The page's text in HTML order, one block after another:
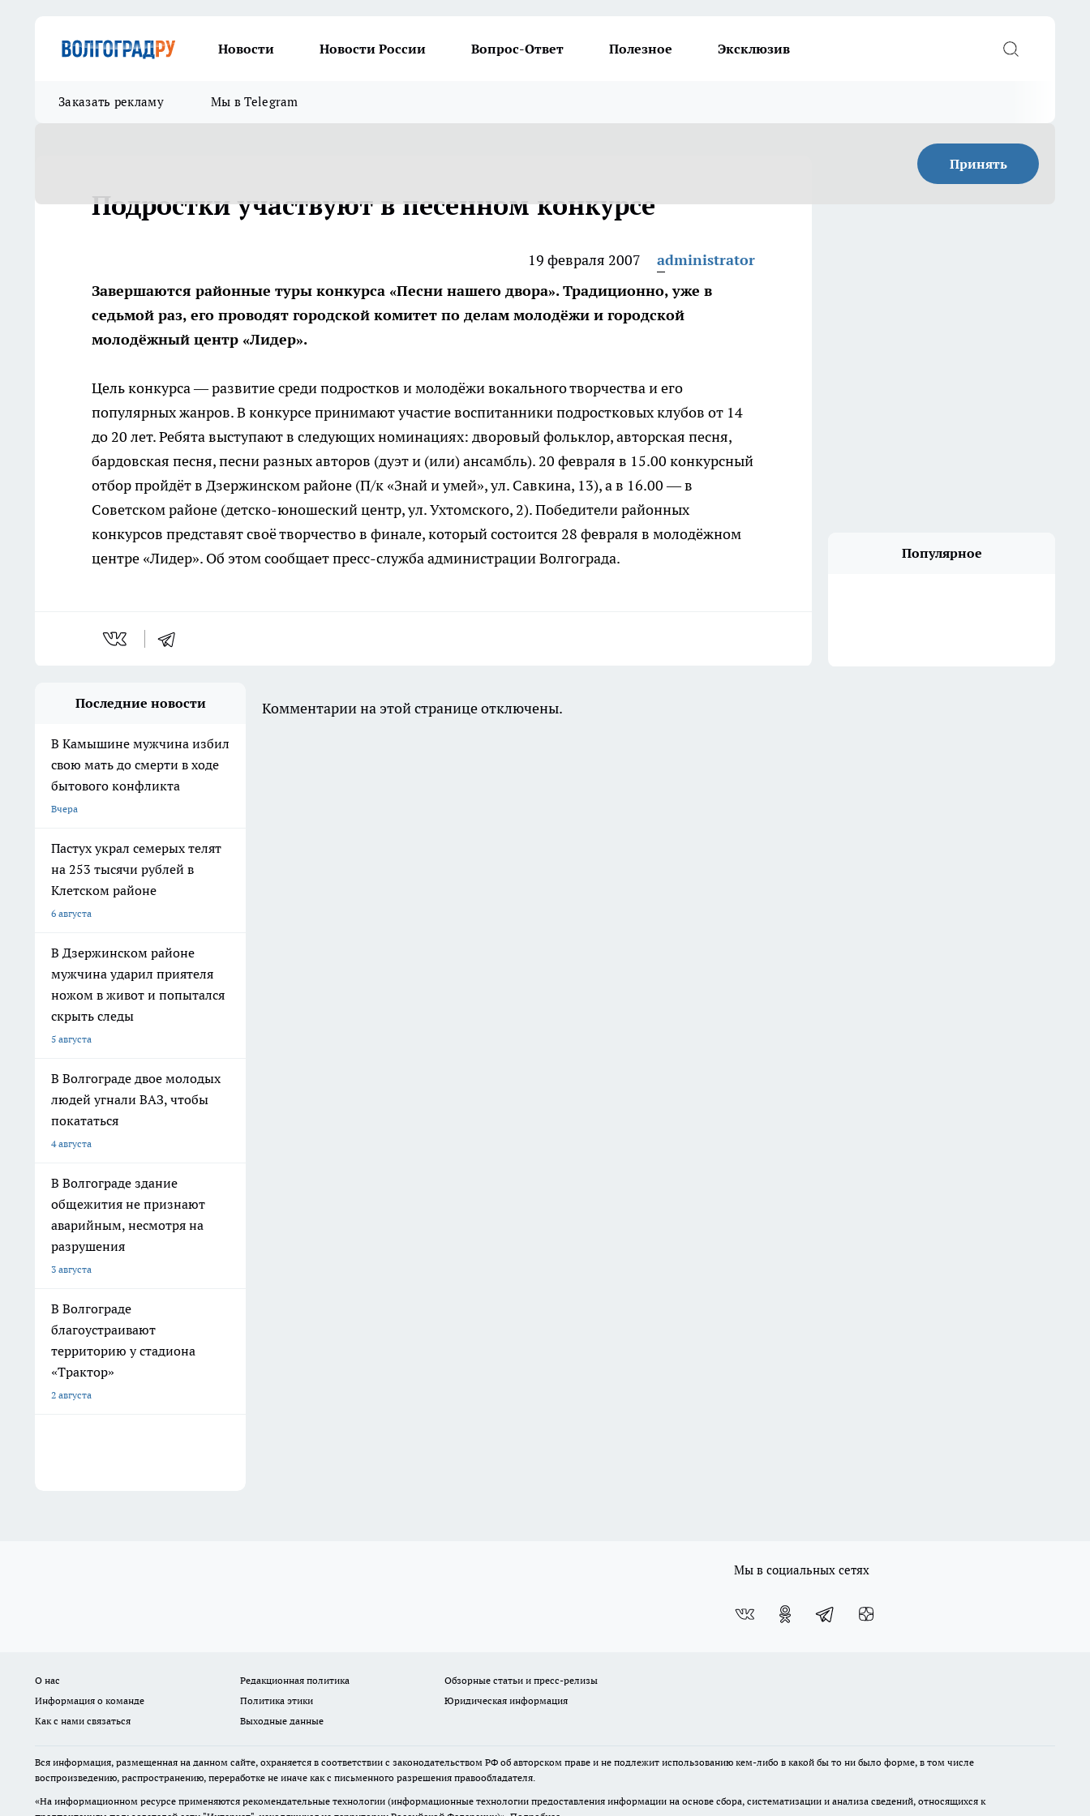
Новости Новости России Вопрос-Ответ Полезное Эксклюзив
Заказать рекламу Мы в Telegram
Принять
Подростки участвуют в песенном конкурсе
19 февраля 2007
administrator
Завершаются районные туры конкурса «Песни нашего двора». Традиционно, уже в
седьмой раз, его проводят городской комитет по делам молодёжи и городской
молодёжный центр «Лидер».
Цель конкурса — развитие среди подростков и молодёжи вокального творчества и его
популярных жанров. В конкурсе принимают участие воспитанники подростковых клубов от 14
до 20 лет. Ребята выступают в следующих номинациях: дворовый фольклор, авторская песня,
бардовская песня, песни разных авторов (дуэт и (или) ансамбль). 20 февраля в 15.00 конкурсный
отбор пройдёт в Дзержинском районе (П/к «Знай и умей», ул. Савкина, 13), а в 16.00 — в
Советском районе (детско-юношеский центр, ул. Ухтомского, 2). Победители районных
конкурсов представят своё творчество в финале, который состоится 28 февраля в молодёжном
центре «Лидер». Об этом сообщает пресс-служба администрации Волгограда.
Популярное
Последние новости
В Камышине мужчина избил
свою мать до смерти в ходе
бытового конфликта
Вчера
Пастух украл семерых телят
на 253 тысячи рублей в
Клетском районе
6 августа
В Дзержинском районе
мужчина ударил приятеля
ножом в живот и попытался
скрыть следы
5 августа
В Волгограде двое молодых
людей угнали ВАЗ, чтобы
покататься
4 августа
В Волгограде здание
общежития не признают
аварийным, несмотря на
разрушения
3 августа
В Волгограде
благоустраивают
территорию у стадиона
«Трактор»
2 августа
Комментарии на этой странице отключены.
Мы в социальных сетях
О нас Редакционная политика
Обзорные статьи и пресс-релизы
Информация о команде
Политика этики
Юридическая информация
Как с нами связаться
Выходные данные
Вся информация, размещенная на данном сайте, охраняется в соответствии с законодательством РФ об авторском праве и не подлежит использованию кем-либо в какой бы то ни было форме, в том числе
воспроизведению, распространению, переработке не иначе как с письменного разрешения правообладателя.
«На информационном ресурсе применяются рекомендательные технологии (информационные технологии предоставления информации на основе сбора, систематизации и анализа сведений, относящихся к